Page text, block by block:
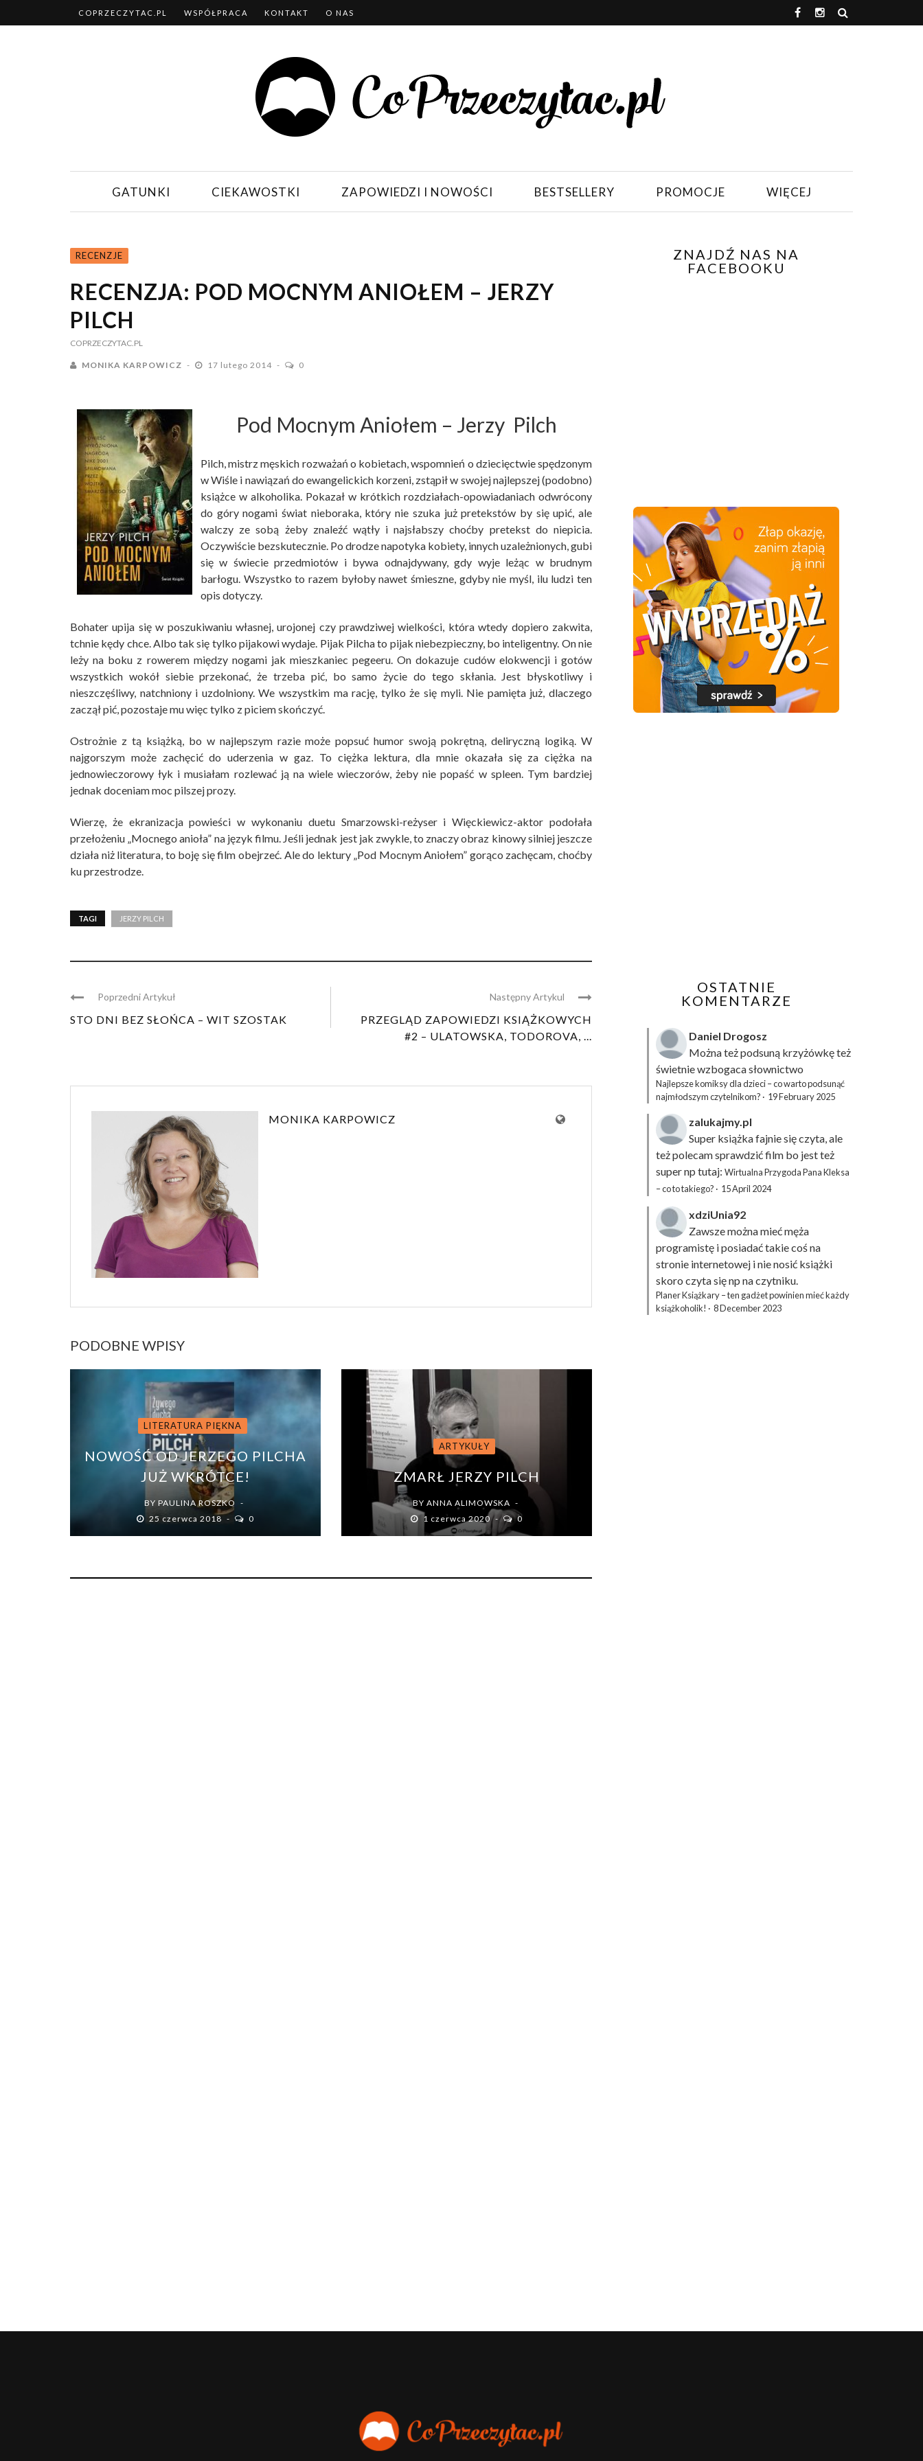
COPRZECZYTAC.PL WSPÓŁPRACA KONTAKT O NAS
GATUNKI CIEKAWOSTKI ZAPOWIEDZI I NOWOŚCI BESTSELLERY PROMOCJE WIĘCEJ
RECENZJE
RECENZJA: POD MOCNYM ANIOŁEM – JERZY
PILCH
COPRZECZYTAC.PL
MONIKA KARPOWICZ 17 lutego 2014 0
Pod Mocnym Aniołem – Jerzy Pilch
Pilch, mistrz męskich rozważań o kobietach, wspomnień o dziecięctwie spędzonym
w Wiśle i nawiązań do ewangelickich korzeni, zstąpił w swojej najlepszej (podobno)
książce w alkoholika. Pokazał w krótkich rozdziałach-opowiadaniach odwrócony
do góry nogami świat nieboraka, który nie szuka już pretekstów by się upić, ale
walczy ze sobą żeby znaleźć wątły i najsłabszy choćby pretekst do niepicia.
Oczywiście bezskutecznie. Po drodze napotyka kobiety, innych uzależnionych, gubi
się w świecie przedmiotów i bywa odnajdywany, gdy wyje leżąc w brudnym
barłogu. Wszystko to razem byłoby nawet śmieszne, gdyby nie myśl, ilu ludzi ten
opis dotyczy.
Bohater upija się w poszukiwaniu własnej, urojonej czy prawdziwej wielkości, która wtedy dopiero zakwita,
tchnie kędy chce. Albo tak się tylko pijakowi wydaje. Pijak Pilcha to pijak niebezpieczny, bo inteligentny. On nie
leży na boku z rowerem między nogami jak mieszkaniec pegeeru. On dokazuje cudów elokwencji i gotów
wszystkich wokół siebie przekonać, że trzeba pić, bo samo życie do tego skłania. Jest błyskotliwy i
nieszczęśliwy, natchniony i uzdolniony. We wszystkim ma rację, tylko że się myli. Nie pamięta już, dlaczego
zaczął pić, pozostaje mu więc tylko z piciem skończyć.
Ostrożnie z tą książką, bo w najlepszym razie może popsuć humor swoją pokrętną, deliryczną logiką. W
najgorszym może zachęcić do uderzenia w gaz. To ciężka lektura, dla mnie okazała się za ciężka na
jednowieczorowy łyk i musiałam rozlewać ją na wiele wieczorów, żeby nie popaść w spleen. Tym bardziej
jednak doceniam moc pilszej prozy.
Wierzę, że ekranizacja powieści w wykonaniu duetu Smarzowski-reżyser i Więckiewicz-aktor podołała
przełożeniu „Mocnego anioła” na język filmu. Jeśli jednak jest jak zwykle, to znaczy obraz kinowy silniej jeszcze
działa niż literatura, to boję się film obejrzeć. Ale do lektury „Pod Mocnym Aniołem” gorąco zachęcam, choćby
ku przestrodze.
TAGI JERZY PILCH
Poprzedni Artykuł
STO DNI BEZ SŁOŃCA – WIT SZOSTAK
Następny Artykul
PRZEGLĄD ZAPOWIEDZI KSIĄŻKOWYCH
#2 – ULATOWSKA, TODOROVA, ...
MONIKA KARPOWICZ
PODOBNE WPISY
LITERATURA PIĘKNA
NOWOŚĆ OD JERZEGO PILCHA
JUŻ WKRÓTCE!
BY PAULINA ROSZKO
25 czerwca 2018
0
ARTYKUŁY
ZMARŁ JERZY PILCH
BY ANNA ALIMOWSKA
1 czerwca 2020
0
ZNAJDŹ NAS NA
FACEBOOKU
OSTATNIE
KOMENTARZE
Daniel Drogosz
Można też podsuną krzyżówkęteż
świetnie wzbogaca słownictwo
Najlepsze komiksy dla dzieci – co warto podsunąć
najmłodszym czytelnikom? · 19 February 2025
zalukajmy.pl
Super książka fajnie się czyta, ale
też polecam sprawdzić film bo jest też
super np tutaj: Wirtualna Przygoda Pana Kleksa
– co to takiego? · 15 April 2024
xdziUnia92
Zawsze można mieć męża
programistę i posiadać takie coś na
stronie internetowej i nie nosić książki
skoro czyta się np na czytniku.
Planer Książkary – ten gadżet powinien mieć każdy
książkoholik! · 8 December 2023